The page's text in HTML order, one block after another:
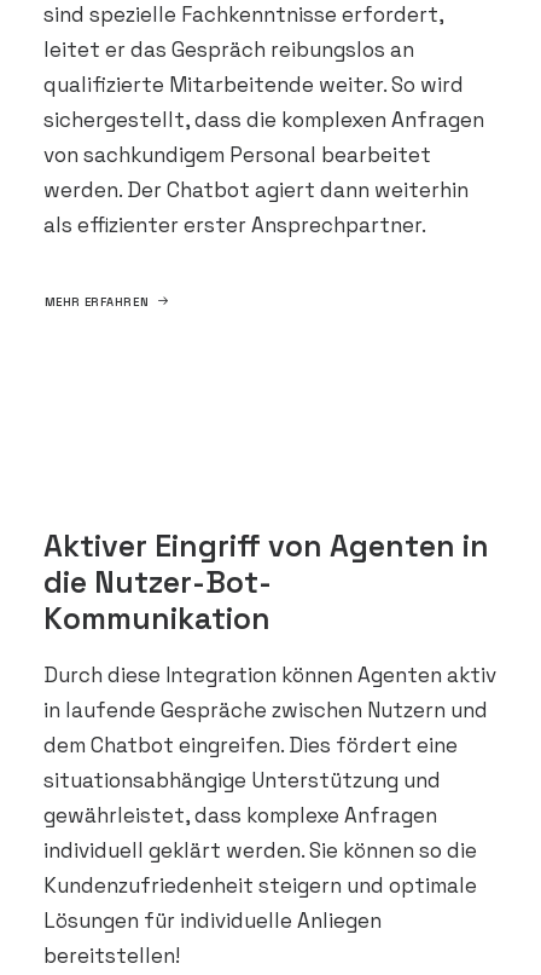
sind spezielle Fachkenntnisse erfordert,
leitet er das Gespräch reibungslos an
qualifizierte Mitarbeitende weiter. So wird
sichergestellt, dass die komplexen Anfragen
von sachkundigem Personal bearbeitet
werden. Der Chatbot agiert dann weiterhin
als effizienter erster Ansprechpartner.
MEHR ERFAHREN
Aktiver Eingriff von Agenten in
die Nutzer-Bot-
Kommunikation
Durch diese Integration können Agenten aktiv
in laufende Gespräche zwischen Nutzern und
dem Chatbot eingreifen. Dies fördert eine
situationsabhängige Unterstützung und
gewährleistet, dass komplexe Anfragen
individuell geklärt werden. Sie können so die
Kundenzufriedenheit steigern und optimale
Lösungen für individuelle Anliegen
bereitstellen!